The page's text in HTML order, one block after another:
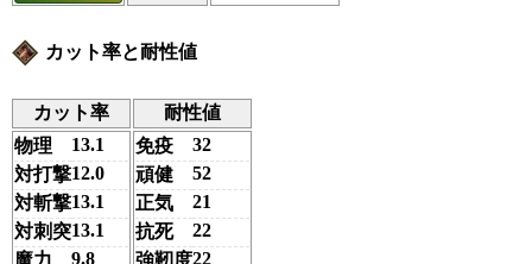
カット率と耐性値
カット率
耐性値
物理
13.1
対打撃12.0
対斬撃13.1
対刺突13.1
魔力
9.8
免疫
32
頑健
52
正気
21
抗死
22
強靭度22